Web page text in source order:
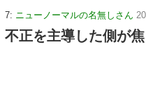
7: ニューノーマルの名無しさん
不正を主導した側が